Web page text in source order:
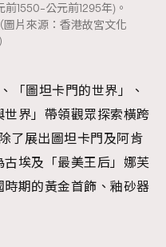
1550–公元前1295年)。
片來源：香港故宮文化
「圖坦卡門的世界」、
世界」帶領觀眾探索橫跨
了展出圖坦卡門及阿肯
埃及「最美王后」娜芙
期的黃金首飾、釉砂器